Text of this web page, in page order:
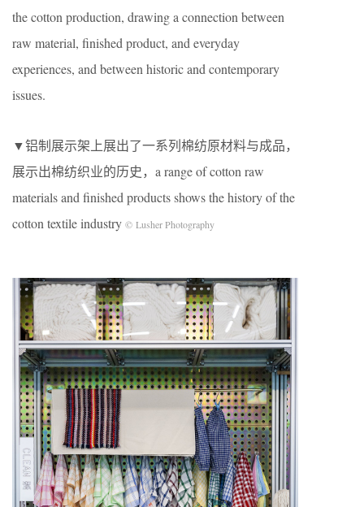
the cotton production, drawing a connection between
raw material, finished product, and everyday
experiences, and between historic and contemporary
issues.
▼铝制展示架上展出了一系列棉纺原材料与成品，
展示出棉纺织业的历史，a range of cotton raw
materials and finished products shows the history of the
cotton textile industry © Lusher Photography